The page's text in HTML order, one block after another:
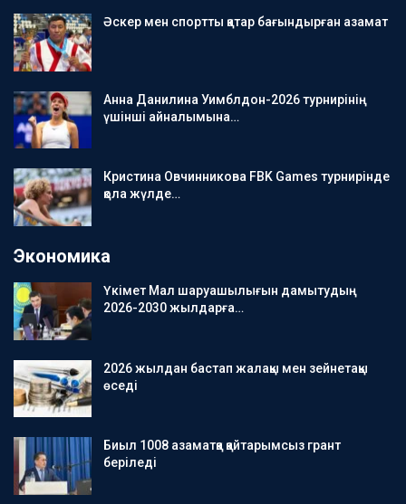
Әскер мен спортты қатар бағындырған азамат
Анна Данилина Уимблдон-2026 турнирінің
үшінші айналымына…
Кристина Овчинникова FBK Games турнирінде
қола жүлде…
Экономика
Үкімет Мал шаруашылығын дамытудың
2026-2030 жылдарға…
2026 жылдан бастап жалақы мен зейнетақы
өседі
Биыл 1008 азаматқа қайтарымсыз грант
беріледі